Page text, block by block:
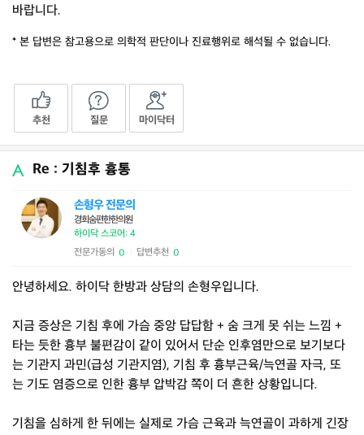
바랍니다.
* 본 답변은 참고용으로 의학적 판단이나 진료행위로 해석될 수 없습니다.
추천 질문 마이닥터
Re : 기침후 흉통
손형우 전문의
경희숨편한한의원
하이닥 스코어: 4
전문가동의 0 답변추천 0
안녕하세요. 하이닥 한방과 상담의 손형우입니다.
지금 증상은 기침 후에 가슴 중앙 답답함 + 숨 크게 못 쉬는 느낌 +
타는 듯한 흉부 불편감이 같이 있어서 단순 인후염만으로 보기보다
는 기관지 과민(급성 기관지염), 기침 후 흉부근육/늑연골 자극, 또
는 기도 염증으로 인한 흉부 압박감 쪽이 더 흔한 상황입니다.
기침을 심하게 한 뒤에는 실제로 가슴 근육과 늑연골이 과하게 긴장